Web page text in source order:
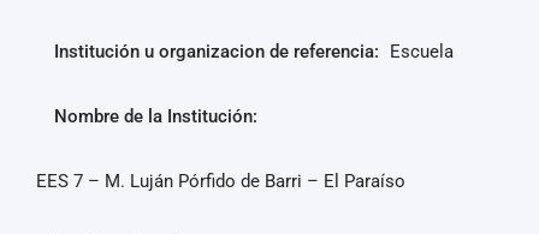
Institución u organizacion de referencia: Escuela
Nombre de la Institución:
EES 7 – M. Luján Pórfido de Barri – El Paraíso